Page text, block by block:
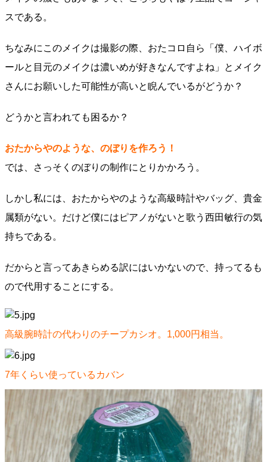
スである。
ちなみにこのメイクは撮影の際、おたコロ自ら「僕、ハイボ
ールと目元のメイクは濃いめが好きなんですよね」とメイク
さんにお願いした可能性が高いと睨んでいるがどうか？
どうかと言われても困るか？
おたからやのような、のぼりを作ろう！
では、さっそくのぼりの制作にとりかかろう。
しかし私には、おたからやのような高級時計やバッグ、貴金
属類がない。だけど僕にはピアノがないと歌う西田敏行の気
持ちである。
だからと言ってあきらめる訳にはいかないので、持ってるも
ので代用することにする。
高級腕時計の代わりのチープカシオ。1,000円相当。
7年くらい使っているカバン